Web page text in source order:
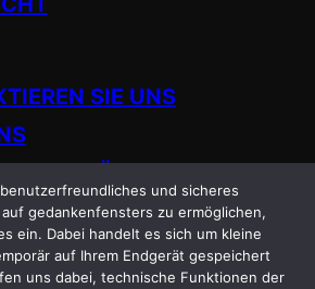
SIE UNS
und sicheres
gedankenfensters zu ermöglichen,
ein. Dabei handelt es sich um kleine
auf Ihrem Endgerät gespeichert
uns dabei, technische Funktionen der